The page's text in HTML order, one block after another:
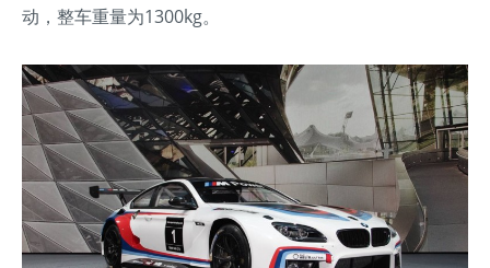
动，整车重量为1300kg。